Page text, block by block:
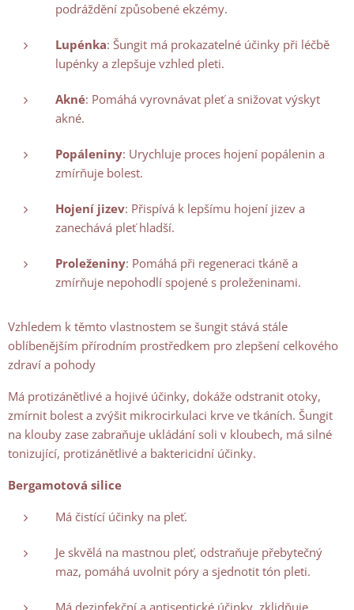
podráždění způsobené ekzémy.
Lupénka: Šungit má prokazatelné účinky při léčbě
lupénky a zlepšuje vzhled pleti.
Akné: Pomáhá vyrovnávat pleť a snižovat výskyt
akné.
Popáleniny: Urychluje proces hojení popálenin a
zmírňuje bolest.
Hojení jizev: Přispívá k lepšímu hojení jizev a
zanechává pleť hladší.
Proleženiny: Pomáhá při regeneraci tkáně a
zmírňuje nepohodlí spojené s proleženinami.
Vzhledem k těmto vlastnostem se šungit stává stále
oblíbenějším přírodním prostředkem pro zlepšení celkového
zdraví a pohody
Má protizánětlivé a hojivé účinky, dokáže odstranit otoky,
zmírnit bolest a zvýšit mikrocirkulaci krve ve tkáních. Šungit
na klouby zase zabraňuje ukládání soli v kloubech, má silné
tonizující, protizánětlivé a baktericidní účinky.
Bergamotová silice
Má čistící účinky na pleť.
Je skvělá na mastnou pleť, odstraňuje přebytečný
maz, pomáhá uvolnit póry a sjednotit tón pleti.
Má dezinfekční a antiseptické účinky, zklidňuje